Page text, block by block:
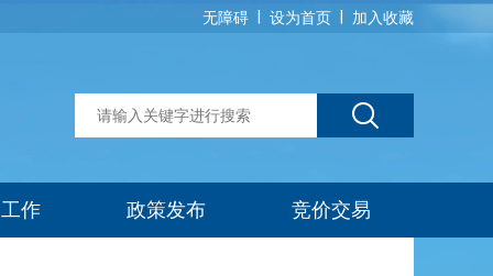
无障碍 设为首页 加入收藏
作 政策发布 竞价交易